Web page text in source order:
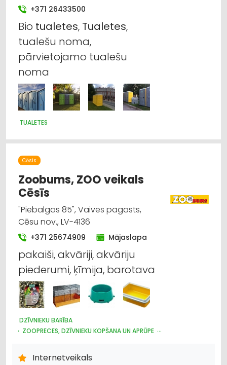
+371 26433500
Bio tualetes, Tualetes,
tualešu noma,
pārvietojamo tualešu
noma
TUALETES
Cēsis
Zoobums, ZOO veikals
Cēsīs
"Piebalgas 85", Vaives pagasts,
Cēsu nov., LV-4136
+371 25674909 Mājaslapa
pakaiši, akvāriji, akvāriju
piederumi, ķīmija, barotava
DZĪVNIEKU BARĪBA
ZOOPRECES, DZĪVNIEKU KOPŠANA UN APRŪPE
Internetveikals